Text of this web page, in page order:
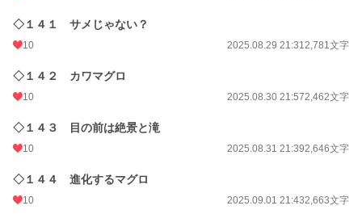
◇１４１ サメじゃない？
10 2025.08.29 21:312,781文字
◇１４２ カワマグロ
10 2025.08.30 21:572,462文字
◇１４３ 目の前は絶景と滝
10 2025.08.31 21:392,646文字
◇１４４ 進化するマグロ
10 2025.09.01 21:432,663文字